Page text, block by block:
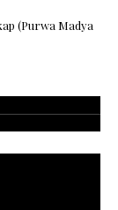
(Purwa Madya